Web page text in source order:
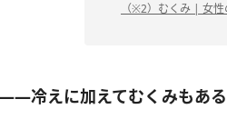
（※2）むくみ | 女
冷えに加えてむくみもある